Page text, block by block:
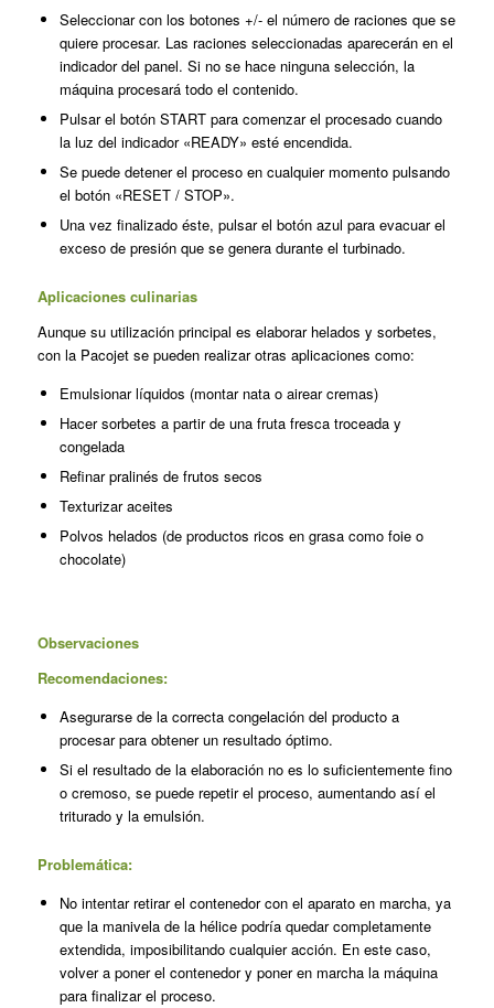
Seleccionar con los botones +/- el número de raciones que se
quiere procesar. Las raciones selecciona­das aparecerán en el
indicador del panel. Si no se hace ninguna selec­ción, la
máquina procesará todo el contenido.
Pulsar el botón START para comen­zar el procesado cuando
la luz del indicador «READY» esté encendida.
Se puede detener el proceso en cualquier momento pulsando
el bo­tón «RESET / STOP».
Una vez finalizado éste, pulsar el bo­tón azul para evacuar el
exceso de presión que se genera durante el turbinado.
Aplicaciones culinarias
Aunque su utilización principal es elaborar helados y sorbetes,
con la Pacojet se pueden realizar otras apli­caciones como:
Emulsionar líquidos (montar nata o airear cremas)
Hacer sorbetes a partir de una fruta fresca troceada y
congelada
Refinar pralinés de frutos secos
Texturizar aceites
Polvos helados (de productos ricos en grasa como foie o
chocolate)
Observaciones
Recomendaciones:
Asegurarse de la correcta congela­ción del producto a
procesar para obtener un resultado óptimo.
Si el resultado de la elaboración no es lo suficientemente fino
o cremoso, se puede repetir el proceso, aumen­tando así el
triturado y la emulsión.
Problemática:
No intentar retirar el contenedor con el aparato en marcha, ya
que la manivela de la hélice podría quedar completamente
extendida, imposi­bilitando cualquier acción. En este caso,
volver a poner el contenedor y poner en marcha la máquina
para finalizar el proceso.